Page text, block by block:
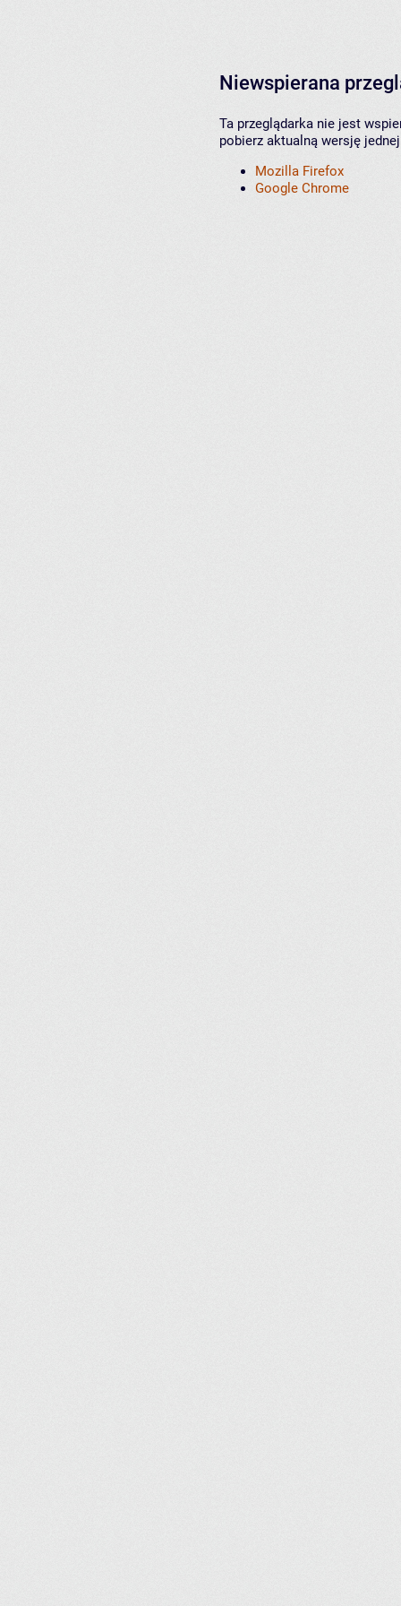
Niewspierana
Ta przeglądarka nie jest
pobierz aktualną wersję
Mozilla Firefox
Google Chrome